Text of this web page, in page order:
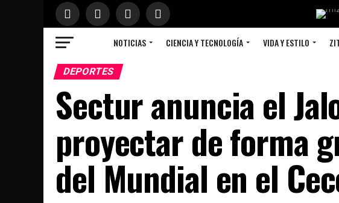
NOTICIAS CIENCIA Y TECNOLOGÍA VIDA Y ESTILO
DEPORTES
Sectur anuncia el
proyectar de forma
del Mundial en el